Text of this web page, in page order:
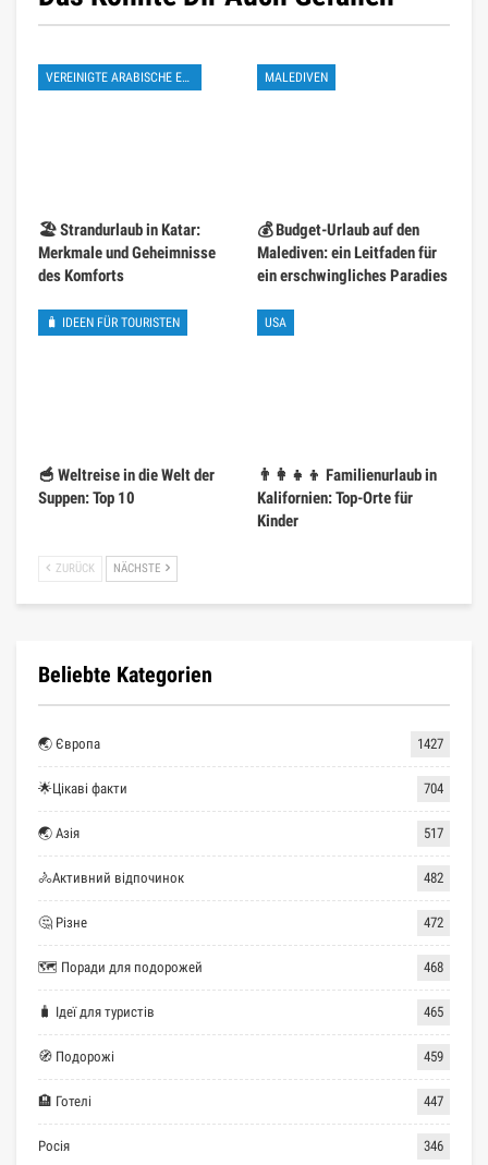
VEREINIGTE ARABISCHE EMIRATE
🏖️ Strandurlaub in Katar:
Merkmale und Geheimnisse
des Komforts
MALEDIVEN
💰 Budget-Urlaub auf den
Malediven: ein Leitfaden für
ein erschwingliches Paradies
🧳 IDEEN FÜR TOURISTEN
🥣 Weltreise in die Welt der
Suppen: Top 10
USA
👨‍👩‍👧‍👦 Familienurlaub in
Kalifornien: Top-Orte für
Kinder
ZURÜCK NÄCHSTE
Beliebte Kategorien
🌏 Європа 1427
🌟Цікаві факти 704
🌏 Азія 517
🚴Активний відпочинок 482
🤔 Різне 472
🗺 Поради для подорожей 468
🧳 Ідеї для туристів 465
🧭 Подорожі 459
🏨 Готелі 447
Росія 346